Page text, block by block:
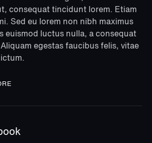
consequat tincidunt lorem. Etiam
Sed eu lorem non nibh maximus
euismod luctus nulla, a consequat
egestas faucibus felis, vitae